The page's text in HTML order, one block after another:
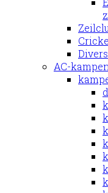
AC-kampen